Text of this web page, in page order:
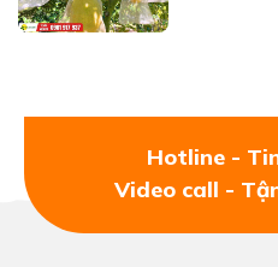
Hotline -
Video call -